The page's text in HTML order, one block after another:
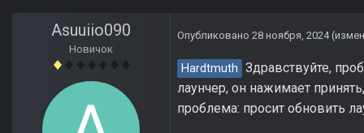
Asuuiio090
Новичок
Опубликовано 28 ноября, 2024
Hardtmuth Здравствуйте,
лаунчер, он нажимает
проблема: просит обновить